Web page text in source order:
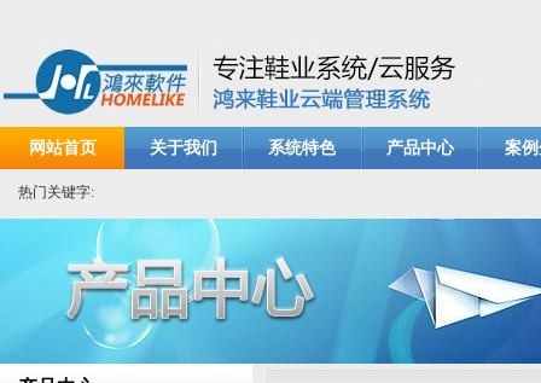
网站首页 关于我们 系统特色 产品中心 案
热门关键字: